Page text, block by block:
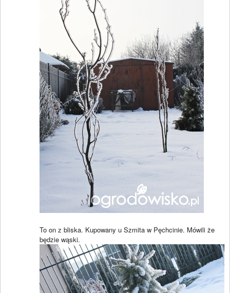
To on z bliska. Kupowany u Szmita w Pęchcinie. Mówili że
będzie wąski.